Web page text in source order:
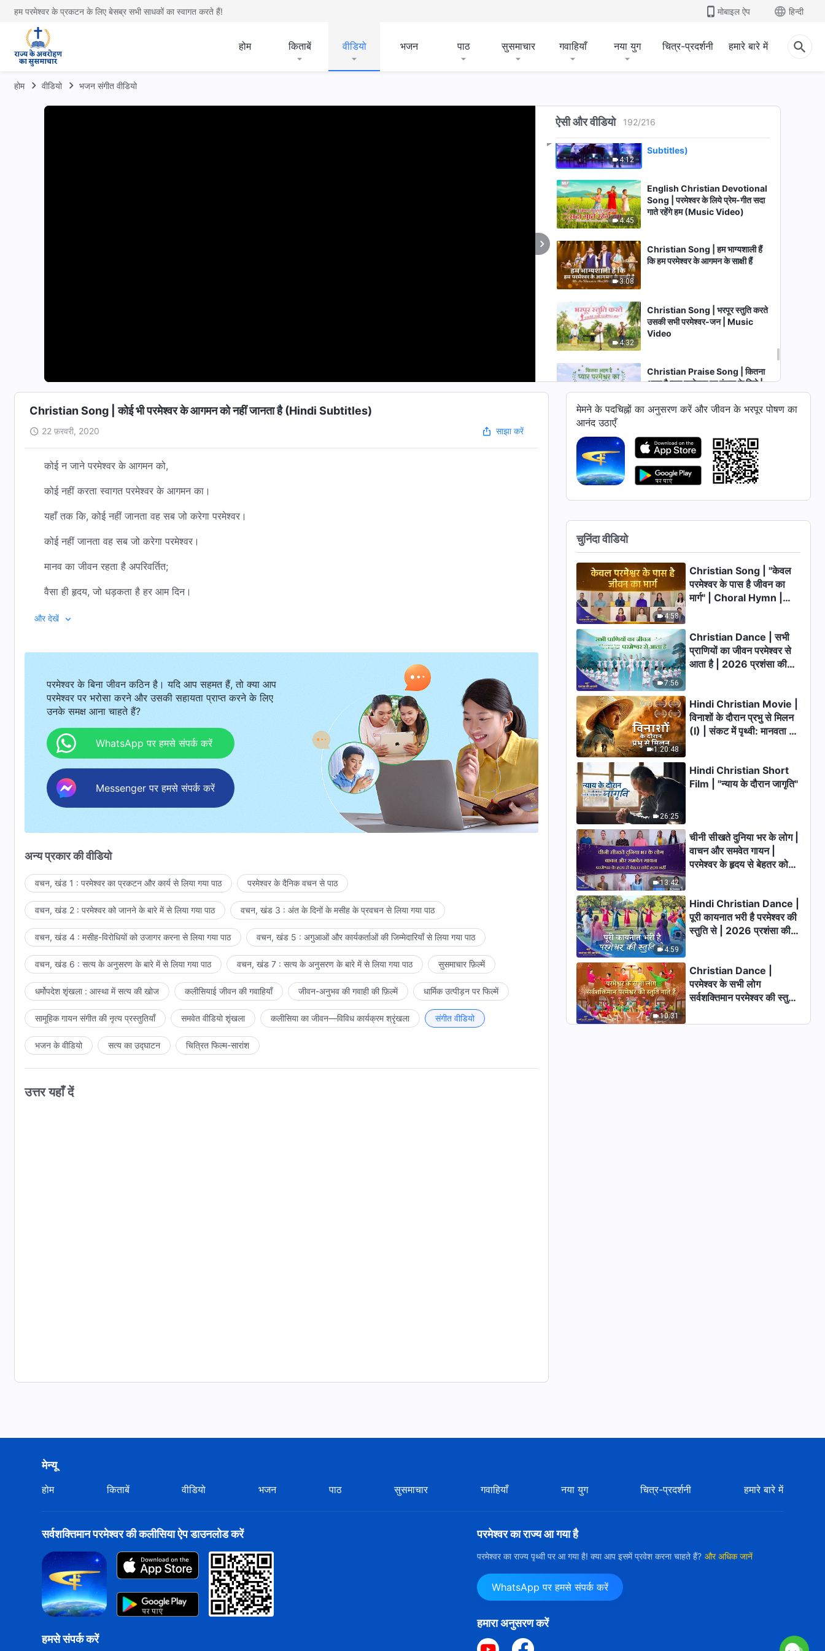
हम परमेश्वर के प्रकटन के लिए बेसब्र सभी साधकों का स्वागत करते हैं! मोबाइल ऐप हिन्दी
होम किताबें वीडियो भजन पाठ सुसमाचार गवाहियाँ नया युग चित्र-प्रदर्शनी हमारे बारे में
होम वीडियो भजन संगीत वीडियो
ऐसी और वीडियो 192/216
Christian Song | सभी राष्ट्रों और
लोगों पर परमेश्वर का न्याय | Male Solo
4:12
Christian Song | कोई भी परमेश्वर
के आगमन को नहीं जानता है (Hindi
Subtitles)
4:45
English Christian Devotional
Song | परमेश्वर के लिये प्रेम-गीत सदा
गाते रहेंगे हम (Music Video)
3:08
Christian Song | हम भाग्‍यशाली हैं
कि हम परमेश्वर के आगमन के साक्षी हैं
4:32
Christian Song | भरपूर स्तुति करते
उसकी सभी परमेश्वर-जन | Music
Video
6:00
Christian Praise Song | कितना
अहम है प्यार परमेश्वर का इंसान के लिये |
Music Video
3:31
मसीह लाता है राज्य का युग"
3:32
Christian Music Video | "मैंने
देखा है प्रेम परमेश्वर का"
4:43
Christian Song | परमेश्वर की सारी
सृष्टि उसकी प्रभुता के अधीन होनी चाहिए |
Music Video
5:15
Christian Music Video| एकता
की भावना व्यक्त करते हैं सभी देशों के
परमेश्वर-जन | Praise and Thank
God
3:38
Christian Song | परमेश्वर के कार्य
फैले हैं ब्रह्मांड के विशाल विस्तार में
3:03
Christian Song | परमेश्वर मूल्यवान
मानता है उनको जो उसकी सुनते और
उसका आदेश मानते हैं | Music Video
4:10
Praise Song | परमेश्वर का प्रेम घेर
लेता है मुझे
5:11
Christian Song | यहाँ का आसमान है
कितना नीला | The Kingdom of
Christ Has Come (Female
Chorus)
6:42
Christian Song | केवल सृष्टि का
रचयिता इस मानव जाति पर दया करता है |
Praise God's Love
परमेश्वर का सच्चा प्यार
4:08
Christian Song | कोई भी परमेश्वर के आगमन को नहीं जानता है (Hindi Subtitles)
22 फ़रवरी, 2020 साझा करें
कोई न जाने परमेश्वर के आगमन को,
कोई नहीं करता स्वागत परमेश्वर के आगमन का।
यहाँ तक कि, कोई नहीं जानता वह सब जो करेगा परमेश्वर।
कोई नहीं जानता वह सब जो करेगा परमेश्वर।
मानव का जीवन रहता है अपरिवर्तित;
वैसा ही हृदय, जो धड़कता है हर आम दिन।
परमेश्वर रहता है हमारे बीच जैसे हो कोई साधारण मानव,
उसका है अपना स्वंय का काम, और उसके अपने लक्ष्य।
और उसके पास है दिव्यता जो किसी मनुष्य के पास नहीं, पास नहीं।
किसी ने उसकी दिव्यता के अस्तित्व पर या उसके और मनुष्य के तत्व,
बीच के अंतर पर ध्यान नहीं दिया है, ध्यान नहीं दिया है।
हम रहते हैं साथ उसके, बिना किसी बंधन और भय के,
नहीं है किसी को कोई रूचि परमेश्वर के अस्तित्व में,
किसी की नहीं है कोई कल्पना उसके कार्य में,
और यहाँ तक कि, वह कौन है इस बारे में किसी को कोई संदेह भी नहीं है।
हम जुटे रहते हैं अपने कामों में,
जैसे परमेश्वर का हमसे कुछ लेना-देना ही नहीं है।
"मेमने का अनुसरण करना और नए गीत गाना" से
और देखें
परमेश्वर के बिना जीवन कठिन है। यदि आप सहमत हैं, तो क्या आप
परमेश्वर पर भरोसा करने और उसकी सहायता प्राप्त करने के लिए
उनके समक्ष आना चाहते हैं?
WhatsApp पर हमसे संपर्क करें
Messenger पर हमसे संपर्क करें
अन्य प्रकार की वीडियो
वचन, खंड 1 : परमेश्वर का प्रकटन और कार्य से लिया गया पाठ परमेश्वर के दैनिक वचन से पाठ
वचन, खंड 2 : परमेश्वर को जानने के बारे में से लिया गया पाठ वचन, खंड 3 : अंत के दिनों के मसीह के प्रवचन से लिया गया पाठ
वचन, खंड 4 : मसीह-विरोधियों को उजागर करना से लिया गया पाठ वचन, खंड 5 : अगुआओं और कार्यकर्ताओं की जिम्मेदारियाँ से लिया गया पाठ
वचन, खंड 6 : सत्य के अनुसरण के बारे में से लिया गया पाठ वचन, खंड 7 : सत्य के अनुसरण के बारे में से लिया गया पाठ सुसमाचार फ़िल्में
धर्मोपदेश शृंखला : आस्था में सत्य की खोज कलीसियाई जीवन की गवाहियाँ जीवन-अनुभव की गवाही की फ़िल्में धार्मिक उत्पीड़न पर फिल्में
सामूहिक गायन संगीत की नृत्य प्रस्तुतियाँ समवेत वीडियो शृंखला कलीसिया का जीवन—विविध कार्यक्रम श्रृंखला संगीत वीडियो
भजन के वीडियो सत्य का उद्घाटन चित्रित फिल्म-सारांश
उत्तर यहाँ दें
मेमने के पदचिह्नों का अनुसरण करें और जीवन के भरपूर पोषण का
आनंद उठाएँ
चुनिंदा वीडियो
4:58
Christian Song | "केवल
परमेश्वर के पास है जीवन का
मार्ग" | Choral Hymn |
7:56
Christian Dance | सभी
प्राणियों का जीवन परमेश्वर से
आता है | 2026 प्रशंसा की
1:20:48
Hindi Christian Movie |
विनाशों के दौरान प्रभु से मिलन
(I) | संकट में पृथ्वी: मानवता का
26:25
Hindi Christian Short
Film | "न्याय के दौरान जागृति"
13:42
चीनी सीखते दुनिया भर के लोग |
वाचन और समवेत गायन |
परमेश्वर के हृदय से बेहतर कोई
4:59
Hindi Christian Dance |
पूरी कायनात भरी है परमेश्वर की
स्तुति से | 2026 प्रशंसा की
10:31
Christian Dance |
परमेश्वर के सभी लोग
सर्वशक्तिमान परमेश्वर की स्तुति
आवाजें
मेन्यू
होम किताबें वीडियो भजन पाठ सुसमाचार गवाहियाँ नया युग चित्र-प्रदर्शनी हमारे बारे में
सर्वशक्तिमान परमेश्वर की कलीसिया ऐप डाउनलोड करें
हमसे संपर्क करें
परमेश्वर का राज्य आ गया है
परमेश्वर का राज्य पृथ्वी पर आ गया है! क्या आप इसमें प्रवेश करना चाहते हैं? और अधिक जानें
WhatsApp पर हमसे संपर्क करें
हमारा अनुसरण करें